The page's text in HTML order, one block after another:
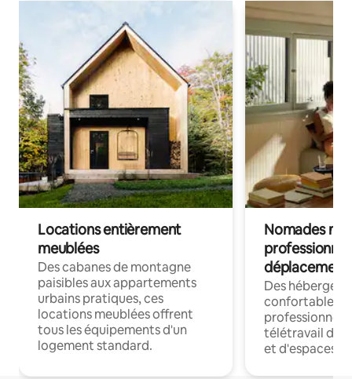
Locations entièrement
meublées
Des cabanes de montagne
paisibles aux appartements
urbains pratiques, ces
locations meublées offrent
tous les équipements d'un
logement standard.
Nomades
déplacement
Des
confortables
professionnels
télétravail
et d'espaces